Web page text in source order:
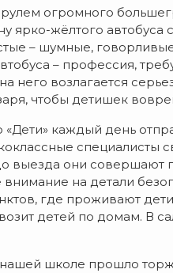
огромного
ярко-жёлтого
– шумные,
– профессия,
возлагается
чтобы детишек
«Дети» каждый день
специалисты
выезда они совершают
внимание на детали
где проживают
детей по домам. В
школе прошло